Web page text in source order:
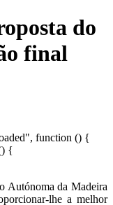
do
final
function () {
{
Autónoma da Madeira
lhe a melhor